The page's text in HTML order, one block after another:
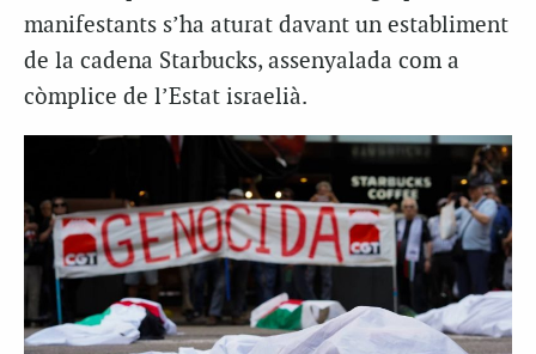
manifestants s’ha aturat davant un establiment
de la cadena Starbucks, assenyalada com a
còmplice de l’Estat israelià.